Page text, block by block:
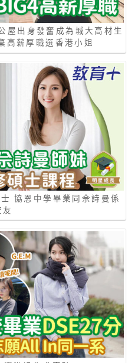
屋出身發奮成為城大高材生
高薪厚職選香港小姐
協恩中學畢業同佘詩曼係
友